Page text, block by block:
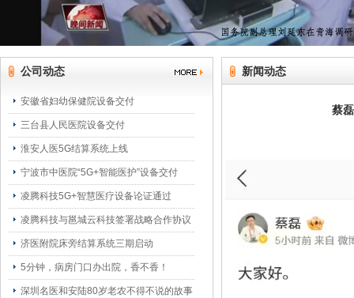
新闻动态
蔡
公司动态
安徽省妇幼保健院设备交付
三台县人民医院设备交付
淮安人医5G结算系统上线
宁波市中医院“5G+智能医护”设备交付
凌腾科技5G+智慧医疗设备论证通过
凌腾科技与邕城云科技签署战略合作协议
济医附院床旁结算系统三期启动
5分钟，病房门口办出院，香不香！
深圳名医和安陆80岁老农不得不说的故事